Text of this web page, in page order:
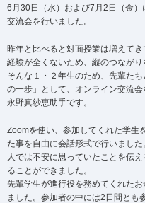
6月30日（水）および7月2日（金
交流会を行いました。
昨年と比べると対面授業は増えて
経験が全くないため、縦のつなが
そんな１・２年生のため、先輩た
の一歩」として、オンライン交流
永野真紗恵助手です。
Zoomを使い、参加してくれた学生
た事を自由に会話形式で行いまし
人では不安に思っていたことを伝
ることができました。
先輩学生が進行役を務めてくれた
ました。参加者の中には2日間とも